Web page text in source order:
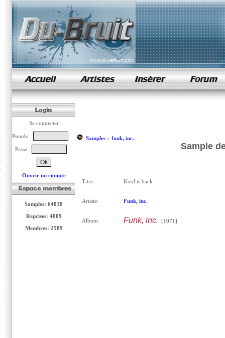
samples de rap
Se connecter
Pseudo :
Passe :
Ouvrir un compte
Samples: 64838
Reprises: 4009
Membres: 2589
Samples» funk, inc.
Sample
Titre: Kool is back
Artiste: Funk, inc.
Album: Funk, inc. [1971]